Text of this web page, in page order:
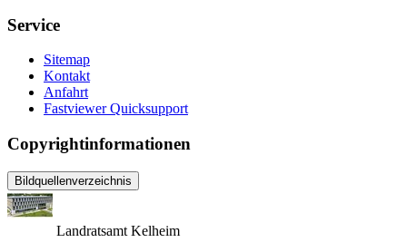
Service
Sitemap
Kontakt
Anfahrt
Fastviewer Quicksupport
Copyrightinformationen
Bildquellenverzeichnis
Landratsamt Kelheim